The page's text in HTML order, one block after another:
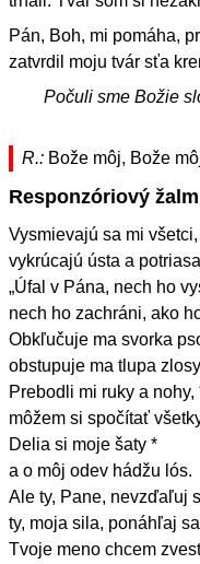
Pán, Boh, mi pomáha,
zatvrdil moju tvár sťa
Počuli sme Božie
R.: Bože môj, Bože
Responzóriový žalm
Vysmievajú sa mi
vykrúcajú ústa a
„Úfal v Pána, nech ho
nech ho zachráni, ako
Obkľučuje ma svorka
obstupuje ma tlupa
Prebodli mi ruky a nohy,
môžem si spočítať
Delia si moje šaty *
a o môj odev hádžu lós.
Ale ty, Pane, nevzďaľuj
ty, moja sila, ponáhľaj
Tvoje meno chcem